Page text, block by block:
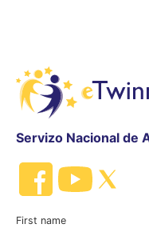
Servizo Nacional de
First name